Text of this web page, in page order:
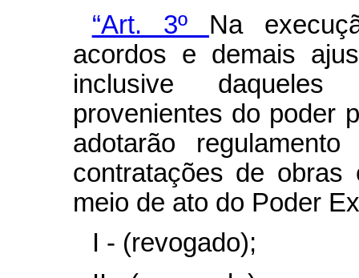
“Art. 3º Na
acordos e demais
inclusive
provenientes do poder
adotarão
contratações de
meio de ato do Poder
I - (revogado);